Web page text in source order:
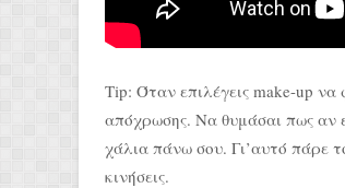
Tip: Όταν επιλέγεις make-up να
απόχρωσης. Να θυμάσαι πως αν
χάλια πάνω σου. Γι’αυτό πάρε
κινήσεις.